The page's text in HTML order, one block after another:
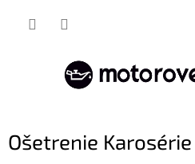
Ošetrenie Karosérie